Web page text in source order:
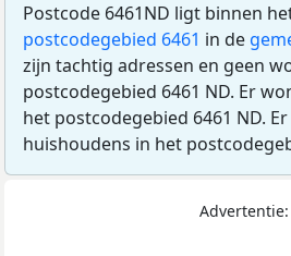
Postcode 6461ND ligt binnen
postcodegebied 6461 in de
zijn tachtig adressen en geen
postcodegebied 6461 ND. Er
het postcodegebied 6461 ND.
huishoudens in het
Advertentie: